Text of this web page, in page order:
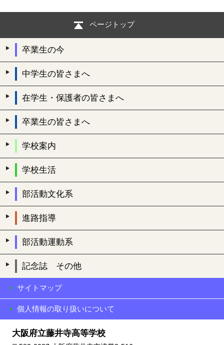
ページトップ
卒業生の今
中学生の皆さまへ
在学生・保護者の皆さまへ
卒業生の皆さまへ
学校案内
学校生活
部活動文化系
進路指導
部活動運動系
記念誌 その他
サイトマップ
個人情報の取り扱いについて
大阪府立藤井寺高等学校